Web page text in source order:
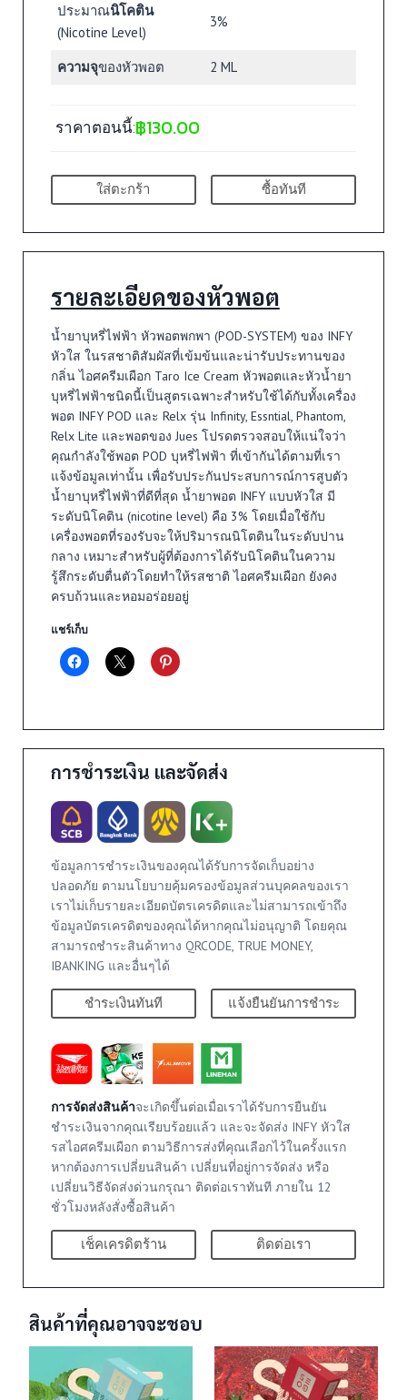
ประมาณนิโคติน
(Nicotine Level)
3%
ความจุของหัวพอต 2 ML
ราคาตอนนี้:฿130.00
ใส่ตะกร้า ซื้อทันที
รายละเอียดของหัวพอต
น้ำยาบุหรี่ไฟฟ้า หัวพอตพกพา (POD-SYSTEM) ของ INFY
หัวใส ในรสชาติสัมผัสที่เข้มข้นและน่ารับประทานของ
กลิ่น ไอศครีมเผือก Taro Ice Cream หัวพอตและหัวน้ำยา
บุหรี่ไฟฟ้าชนิดนี้เป็นสูตรเฉพาะสำหรับใช้ได้กับทั้งเครื่อง
พอต INFY POD และ Relx รุ่น Infinity, Essntial, Phantom,
Relx Lite และพอตของ Jues โปรดตรวจสอบให้แน่ใจว่า
คุณกำลังใช้พอต POD บุหรี่ไฟฟ้า ที่เข้ากันได้ตามที่เรา
แจ้งข้อมูลเท่านั้น เพื่อรับประกันประสบการณ์การสูบตัว
น้ำยาบุหรี่ไฟฟ้าที่ดีที่สุด น้ำยาพอต INFY แบบหัวใส มี
ระดับนิโคติน (nicotine level) คือ 3% โดยเมื่อใช้กับ
เครื่องพอตที่รองรับจะให้ปริมารณนิโตตินในระดับปาน
กลาง เหมาะสำหรับผู้ที่ต้องการได้รับนิโคตินในความ
รู้สึกระดับตื่นตัวโดยทำให้รสชาติ ไอศครีมเผือก ยังคง
ครบถ้วนและหอมอร่อยอยู่
แชร์เก็บ
การชำระเงิน และจัดส่ง
ข้อมูลการชำระเงินของคุณได้รับการจัดเก็บอย่าง
ปลอดภัย ตามนโยบายคุ้มครองข้อมูลส่วนบุคคลของเรา
เราไม่เก็บรายละเอียดบัตรเครดิตและไม่สามารถเข้าถึง
ข้อมูลบัตรเครดิตของคุณได้หากคุณไม่อนุญาติ โดยคุณ
สามารถชำระสินค้าทาง QRCODE, TRUE MONEY,
IBANKING และอื่นๆได้
ชำระเงินทันที แจ้งยืนยันการชำระ
การจัดส่งสินค้าจะเกิดขึ้นต่อเมื่อเราได้รับการยืนยัน
ชำระเงินจากคุณเรียบร้อยแล้ว และจะจัดส่ง INFY หัวใส
รสไอศครีมเผือก ตามวิธีการส่งที่คุณเลือกไว้ในครั้งแรก
หากต้องการเปลี่ยนสินค้า เปลี่ยนที่อยู่การจัดส่ง หรือ
เปลี่ยนวิธีจัดส่งด่วนกรุณา ติดต่อเราทันที ภายใน 12
ชั่วโมงหลังสั่งซื้อสินค้า
เช็คเครดิตร้าน ติดต่อเรา
สินค้าที่คุณอาจจะชอบ